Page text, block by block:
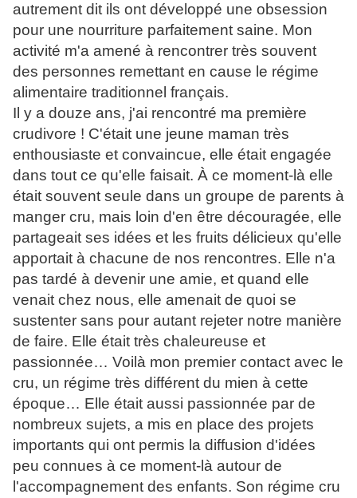
autrement dit ils ont développé une obsession
pour une nourriture parfaitement saine. Mon
activité m'a amené à rencontrer très souvent
des personnes remettant en cause le régime
alimentaire traditionnel français.
Il y a douze ans, j'ai rencontré ma première
crudivore ! C'était une jeune maman très
enthousiaste et convaincue, elle était engagée
dans tout ce qu'elle faisait. À ce moment-là elle
était souvent seule dans un groupe de parents à
manger cru, mais loin d'en être découragée, elle
partageait ses idées et les fruits délicieux qu'elle
apportait à chacune de nos rencontres. Elle n'a
pas tardé à devenir une amie, et quand elle
venait chez nous, elle amenait de quoi se
sustenter sans pour autant rejeter notre manière
de faire. Elle était très chaleureuse et
passionnée… Voilà mon premier contact avec le
cru, un régime très différent du mien à cette
époque… Elle était aussi passionnée par de
nombreux sujets, a mis en place des projets
importants qui ont permis la diffusion d'idées
peu connues à ce moment-là autour de
l'accompagnement des enfants. Son régime cru